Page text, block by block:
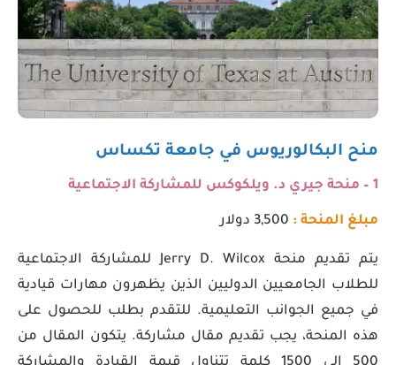
منح البكالوريوس في جامعة تكساس
1 – منحة جيري د. ويلكوكس للمشاركة الاجتماعية
مبلغ المنحة : 3,500 دولار
يتم تقديم منحة Jerry D. Wilcox للمشاركة الاجتماعية
للطلاب الجامعيين الدوليين الذين يظهرون مهارات قيادية
في جميع الجوانب التعليمية. للتقدم بطلب للحصول على
هذه المنحة، يجب تقديم مقال مشاركة. يتكون المقال من